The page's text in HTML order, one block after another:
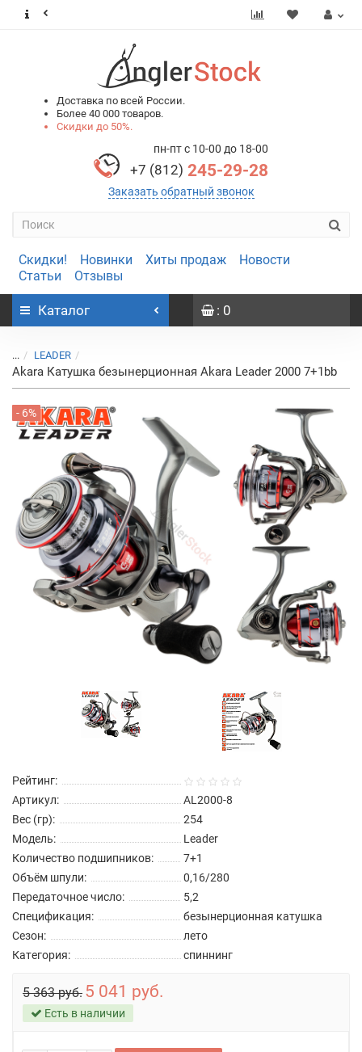
Доставка по всей России.
Более 40 000 товаров.
Скидки до 50%.
пн-пт с 10-00 до 18-00
+7 (812) 245-29-28
Заказать обратный звонок
Скидки! Новинки Хиты продаж
Новости
Статьи
Отзывы
Каталог : 0
... LEADER
Akara Катушка безынерционная Akara Leader 2000 7+1bb
- 6%
Рейтинг:
Артикул:
AL2000-8
Вес (гр):
254
Модель:
Leader
Количество подшипников:
7+1
Объём шпули:
0,16/280
Передаточное число:
5,2
Спецификация:
безынерционная катушка
Сезон:
лето
Категория:
спиннинг
5 363 руб. 5 041 руб.
Есть в наличии